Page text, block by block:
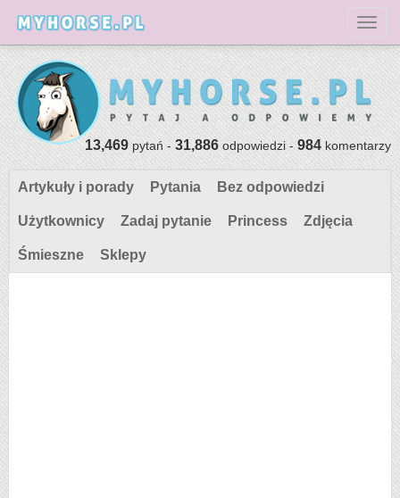
13,469pytań -31,886odpowiedzi -984komentarzy
Artykuły i porady Pytania Bez odpowiedzi
Użytkownicy Zadaj pytanie Princess Zdjęcia
Śmieszne Sklepy